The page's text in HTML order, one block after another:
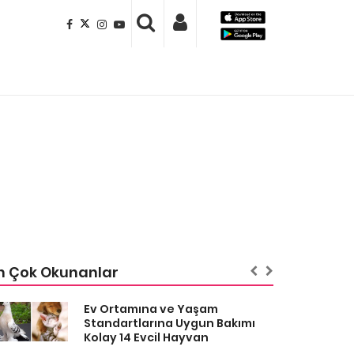
Çok Okunanlar
Ev Ortamına ve Yaşam
Standartlarına Uygun Bakımı
Kolay 14 Evcil Hayvan